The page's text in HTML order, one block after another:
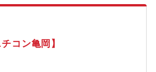
業務に取り組む力・不明点がある際
こと【求める人物像】・好奇心旺盛
ート体制の整った環境で、着実にス
自然豊かな環境で就業したい方、楽
コン亀岡】